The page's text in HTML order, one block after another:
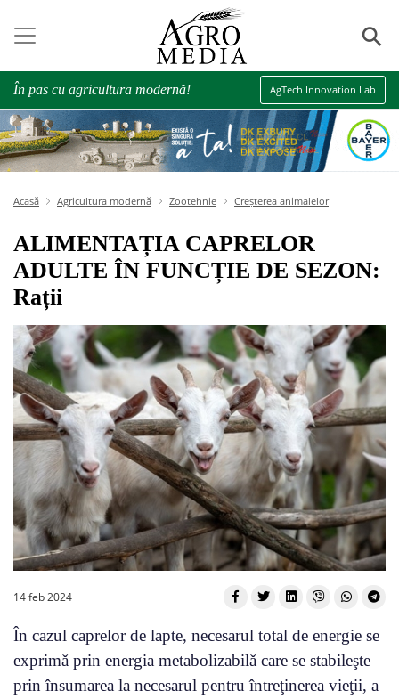
⚲
În pas cu agricultura modernă! AgTech Innovation Lab
Acasă Agricultura modernă Zootehnie Creșterea animalelor
ALIMENTAȚIA CAPRELOR
ADULTE ÎN FUNCȚIE DE SEZON:
Rații
14 feb 2024
În cazul caprelor de lapte, necesarul total de energie se
exprimǎ prin energia metabolizabilǎ care se stabileşte
prin însumarea la necesarul pentru întreţinerea vieţii, a